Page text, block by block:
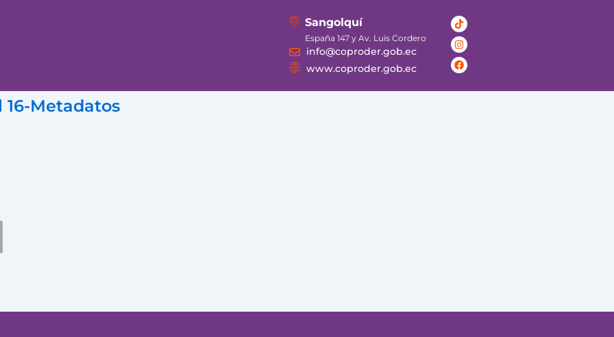
Sangolquí
España 147 y Av. Luis Cordero
info@coproder.gob.ec
www.coproder.gob.ec
Tiktok
Instagram
Facebook
16-Metadatos